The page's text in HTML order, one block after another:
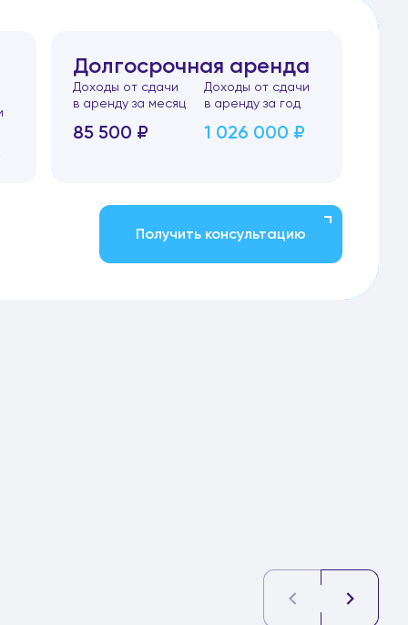
Долгосрочная аренда
Доходы от сдачи
в аренду за месяц
85 500 ₽
Доходы от сдачи
в аренду за год
1 026 000 ₽
Получить консультацию